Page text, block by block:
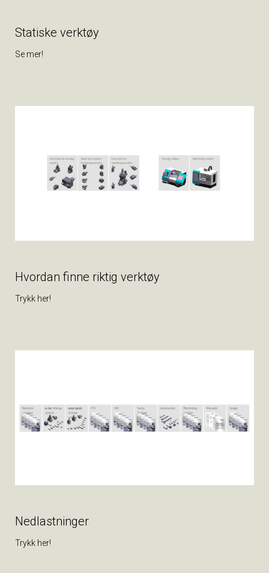
Statiske verktøy
Se mer!
Hvordan finne riktig verktøy
Trykk her!
Nedlastninger
Trykk her!